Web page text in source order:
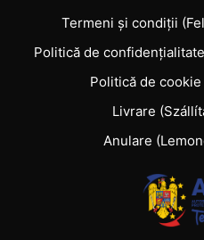
Termeni și condiții
Politică de
Politică de
Livrare
Anulare